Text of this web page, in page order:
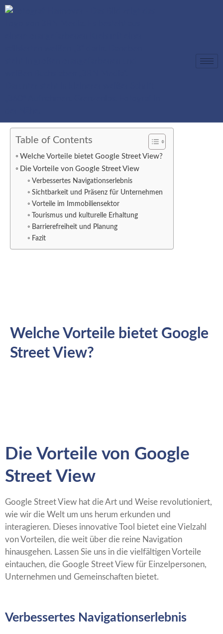
Table of Contents
Welche Vorteile bietet Google Street View?
Die Vorteile von Google Street View
Verbessertes Navigationserlebnis
Sichtbarkeit und Präsenz für Unternehmen
Vorteile im Immobiliensektor
Tourismus und kulturelle Erhaltung
Barrierefreiheit und Planung
Fazit
Welche Vorteile bietet Google
Street View?
Die Vorteile von Google
Street View
Google Street View hat die Art und Weise revolutioniert,
wie wir die Welt um uns herum erkunden und
interagieren. Dieses innovative Tool bietet eine Vielzahl
von Vorteilen, die weit über die reine Navigation
hinausgehen. Lassen Sie uns in die vielfältigen Vorteile
eintauchen, die Google Street View für Einzelpersonen,
Unternehmen und Gemeinschaften bietet.
Verbessertes Navigationserlebnis